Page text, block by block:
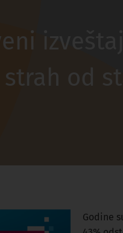
od
Godine